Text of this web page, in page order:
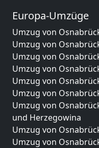
Europa-Umzüge
Umzug von
Umzug von
Umzug von
Umzug von
Umzug von
Umzug von
Umzug von
und Herzegowina
Umzug von
Umzug von